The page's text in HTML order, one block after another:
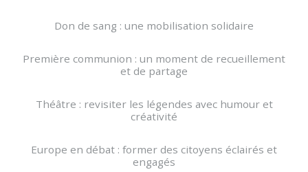
Don de sang : une mobilisation solidaire
Première communion : un moment de recueillement
et de partage
Théâtre : revisiter les légendes avec humour et
créativité
Europe en débat : former des citoyens éclairés et
engagés